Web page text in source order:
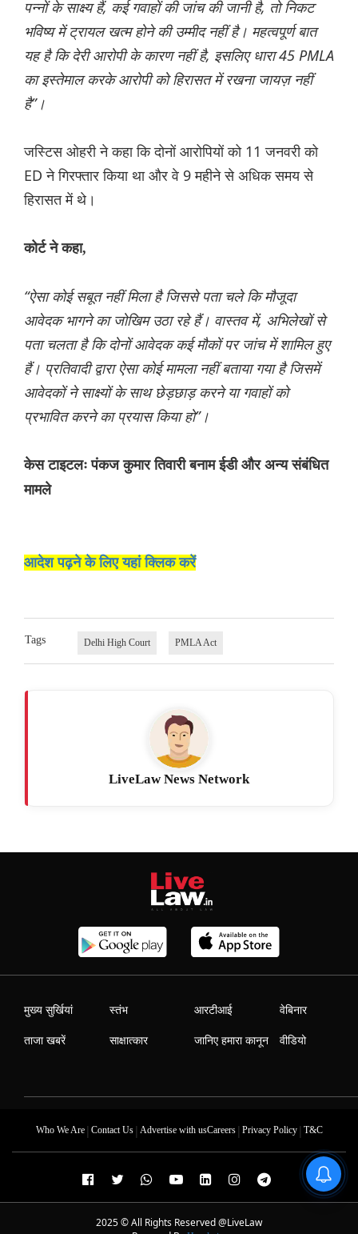
पन्नों के साक्ष्य हैं, कई गवाहों की जांच की जानी है, तो निकट
भविष्य में ट्रायल खत्म होने की उम्मीद नहीं है। महत्वपूर्ण बात
यह है कि देरी आरोपी के कारण नहीं है, इसलिए धारा 45 PMLA
का इस्तेमाल करके आरोपी को हिरासत में रखना जायज़ नहीं
है”।
जस्टिस ओहरी ने कहा कि दोनों आरोपियों को 11 जनवरी को
ED ने गिरफ्तार किया था और वे 9 महीने से अधिक समय से
हिरासत में थे।
कोर्ट ने कहा,
“ऐसा कोई सबूत नहीं मिला है जिससे पता चले कि मौजूदा
आवेदक भागने का जोखिम उठा रहे हैं। वास्तव में, अभिलेखों से
पता चलता है कि दोनों आवेदक कई मौकों पर जांच में शामिल हुए
हैं। प्रतिवादी द्वारा ऐसा कोई मामला नहीं बताया गया है जिसमें
आवेदकों ने साक्ष्यों के साथ छेड़छाड़ करने या गवाहों को
प्रभावित करने का प्रयास किया हो”।
केस टाइटलः पंकज कुमार तिवारी बनाम ईडी और अन्य संबंधित
मामले
आदेश पढ़ने के लिए यहां क्लिक करें
Tags Delhi High Court PMLA Act
LiveLaw News Network
मुख्य सुर्खियां
ताजा खबरें
स्तंभ
साक्षात्कार
आरटीआई
जानिए हमारा कानून
वेबिनार
वीडियो
Who We Are| Contact Us| Advertise with usCareers| Privacy Policy| T&C
2025 © All Rights Reserved @LiveLaw